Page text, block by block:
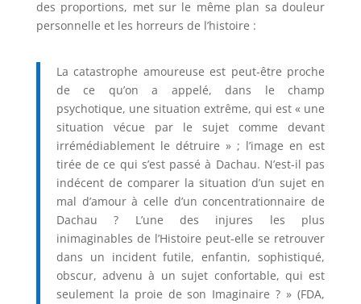
des proportions, met sur le même plan sa douleur
personnelle et les horreurs de l’histoire :
La catastrophe amoureuse est peut-être proche
de ce qu’on a appelé, dans le champ
psychotique, une situation extrême, qui est « une
situation vécue par le sujet comme devant
irrémédiablement le détruire » ; l’image en est
tirée de ce qui s’est passé à Dachau. N’est-il pas
indécent de comparer la situation d’un sujet en
mal d’amour à celle d’un concentrationnaire de
Dachau ? L’une des injures les plus
inimaginables de l’Histoire peut-elle se retrouver
dans un incident futile, enfantin, sophistiqué,
obscur, advenu à un sujet confortable, qui est
seulement la proie de son Imaginaire ? » (FDA,